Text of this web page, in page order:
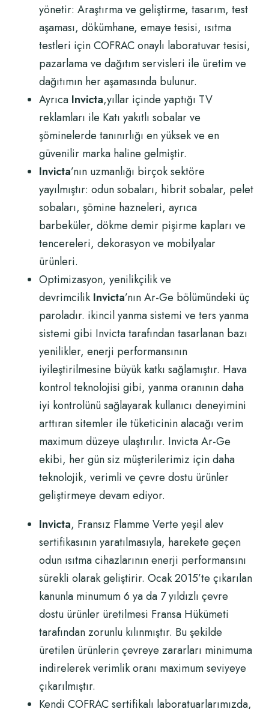
yönetir: Araştırma ve geliştirme, tasarım, test
aşaması, dökümhane, emaye tesisi, ısıtma
testleri için COFRAC onaylı laboratuvar tesisi,
pazarlama ve dağıtım servisleri ile üretim ve
dağıtımın her aşamasında bulunur.
Ayrıca Invicta,yıllar içinde yaptığı TV
reklamları ile Katı yakıtlı sobalar ve
şöminelerde tanınırlığı en yüksek ve en
güvenilir marka haline gelmiştir.
Invicta’nın uzmanlığı birçok sektöre
yayılmıştır: odun sobaları, hibrit sobalar, pelet
sobaları, şömine hazneleri, ayrıca
barbeküler, dökme demir pişirme kapları ve
tencereleri, dekorasyon ve mobilyalar
ürünleri.
Optimizasyon, yenilikçilik ve
devrimcilik Invicta’nın Ar-Ge bölümündeki üç
paroladır. ikincil yanma sistemi ve ters yanma
sistemi gibi Invicta tarafından tasarlanan bazı
yenilikler, enerji performansının
iyileştirilmesine büyük katkı sağlamıştır. Hava
kontrol teknolojisi gibi, yanma oranının daha
iyi kontrolünü sağlayarak kullanıcı deneyimini
arttıran sitemler ile tüketicinin alacağı verim
maximum düzeye ulaştırılır. Invicta Ar-Ge
ekibi, her gün siz müşterilerimiz için daha
teknolojik, verimli ve çevre dostu ürünler
geliştirmeye devam ediyor.
Invicta, Fransız Flamme Verte yeşil alev
sertifikasının yaratılmasıyla, harekete geçen
odun ısıtma cihazlarının enerji performansını
sürekli olarak geliştirir. Ocak 2015’te çıkarılan
kanunla minumum 6 ya da 7 yıldızlı çevre
dostu ürünler üretilmesi Fransa Hükümeti
tarafından zorunlu kılınmıştır. Bu şekilde
üretilen ürünlerin çevreye zararları minimuma
indirelerek verimlik oranı maximum seviyeye
çıkarılmıştır.
Kendi COFRAC sertifikalı laboratuarlarımızda,